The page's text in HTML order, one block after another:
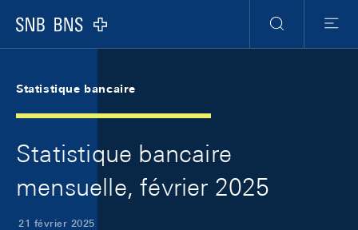
Logo
RechercheMenu
Statistique bancaire
Statistique bancaire
mensuelle, février 2025
21 février 2025